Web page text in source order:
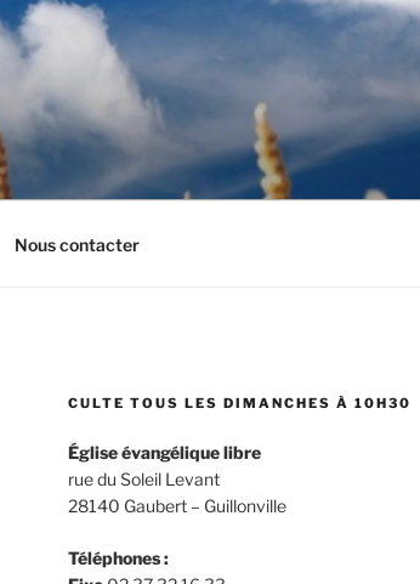
Nous contacter
CULTE TOUS LES DIMANCHES À 10H30
Église évangélique libre
rue du Soleil Levant
28140 Gaubert – Guillonville
Téléphones :